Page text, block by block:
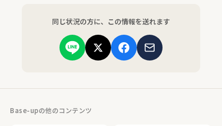
同じ状況の方に、この情報を送れます
Base-upの他のコンテンツ